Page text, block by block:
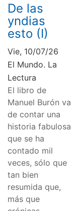
De las
yndias
esto (I)
Vie, 10/07/26
El Mundo. La
Lectura
El libro de
Manuel Burón va
de contar una
historia fabulosa
que se ha
contado mil
veces, sólo que
tan bien
resumida que,
más que